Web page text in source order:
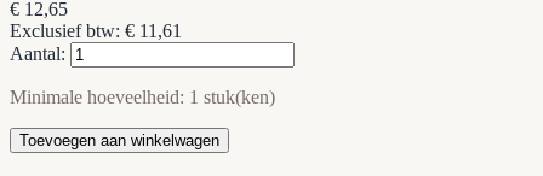
€ 12,65
Exclusief btw: € 11,61
Aantal:
Minimale hoeveelheid: 1 stuk(ken)
Toevoegen aan winkelwagen